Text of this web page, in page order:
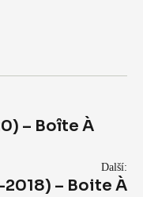
– Boîte À
Další:
– Boite À